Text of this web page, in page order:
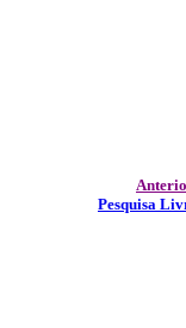
Pesquisa